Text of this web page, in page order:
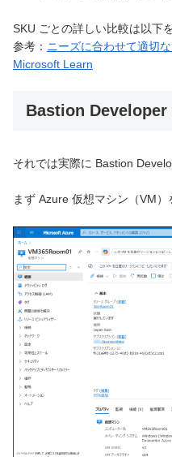
SKU ごとの詳しい比較は以下
参考： ニーズに合わせて適切
Microsoft Learn
Bastion Developer
それでは実際に Bastion
まず Azure 仮想マシン（VM）